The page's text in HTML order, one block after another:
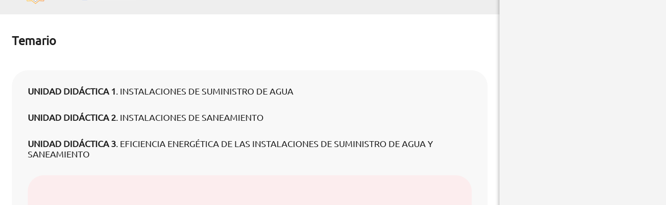
Temario
UNIDAD DIDÁCTICA 1. INSTALACIONES DE SUMINISTRO DE AGUA
UNIDAD DIDÁCTICA 2. INSTALACIONES DE SANEAMIENTO
UNIDAD DIDÁCTICA 3. EFICIENCIA ENERGÉTICA DE LAS INSTALACIONES DE SUMINISTRO DE AGUA Y
SANEAMIENTO